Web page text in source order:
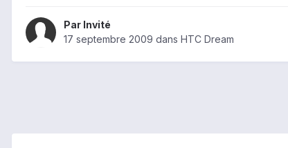
Par Invité
17 septembre 2009 dans HTC Dream